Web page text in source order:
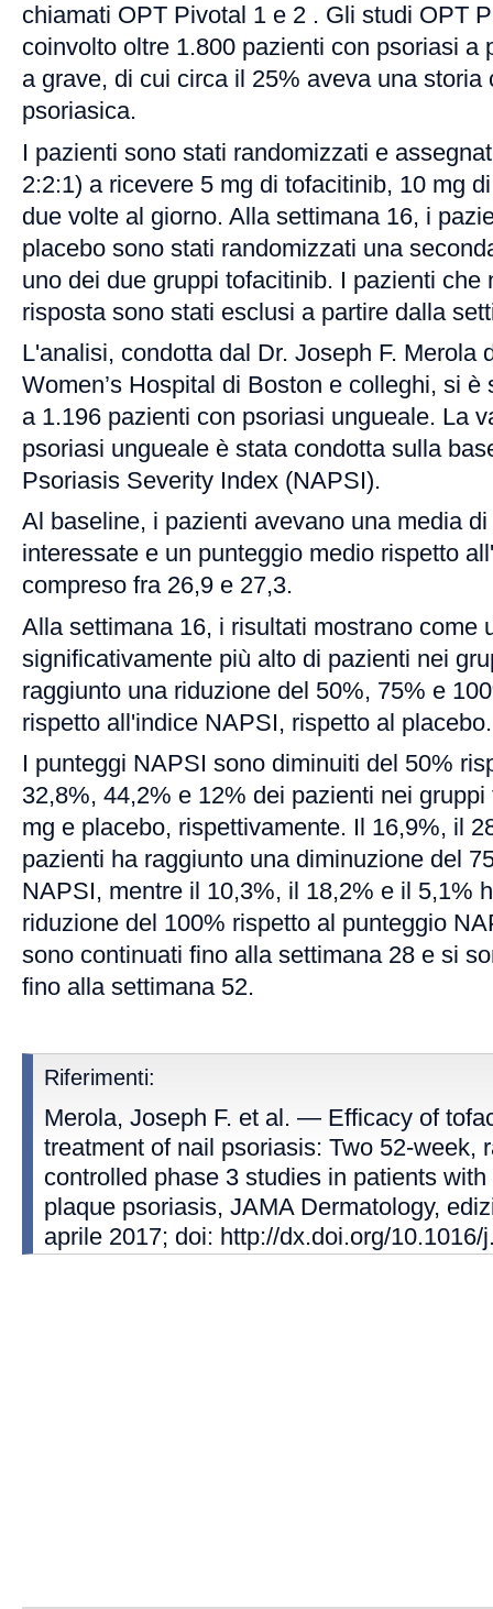
chiamati OPT Pivotal 1 e 2 . Gli studi OPT
coinvolto oltre 1.800 pazienti con psoriasi a
a grave, di cui circa il 25% aveva una storia
psoriasica.
I pazienti sono stati randomizzati e
2:2:1) a ricevere 5 mg di tofacitinib, 10 mg
due volte al giorno. Alla settimana 16, i
placebo sono stati randomizzati una
uno dei due gruppi tofacitinib. I pazienti che
risposta sono stati esclusi a partire dalla
L'analisi, condotta dal Dr. Joseph F. Merola
Women’s Hospital di Boston e colleghi, si
a 1.196 pazienti con psoriasi ungueale. La
psoriasi ungueale è stata condotta sulla
Psoriasis Severity Index (NAPSI).
Al baseline, i pazienti avevano una media
interessate e un punteggio medio rispetto
compreso fra 26,9 e 27,3.
Alla settimana 16, i risultati mostrano come
significativamente più alto di pazienti nei
raggiunto una riduzione del 50%, 75% e
rispetto all'indice NAPSI, rispetto al placebo.
I punteggi NAPSI sono diminuiti del 50%
32,8%, 44,2% e 12% dei pazienti nei
mg e placebo, rispettivamente. Il 16,9%, il
pazienti ha raggiunto una diminuzione del
NAPSI, mentre il 10,3%, il 18,2% e il 5,1%
riduzione del 100% rispetto al punteggio
sono continuati fino alla settimana 28 e si
fino alla settimana 52.
Riferimenti:
Merola, Joseph F. et al. — Efficacy of
treatment of nail psoriasis: Two 52-week,
controlled phase 3 studies in patients
plaque psoriasis, JAMA Dermatology,
aprile 2017; doi: http://dx.doi.org/10.1016/